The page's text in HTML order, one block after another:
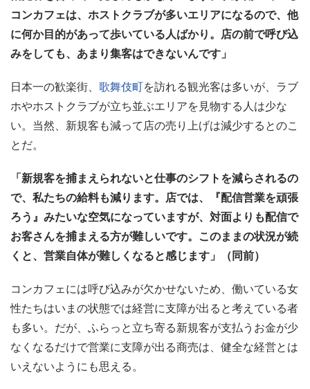
コンカフェは、ホストクラブが多いエリアになるので、他
に何か目的があって歩いている人ばかり。店の前で呼び込
みをしても、あまり集客はできないんです」
日本一の歓楽街、 歌舞伎町を訪れる観光客は多いが、ラブ
ホやホストクラブが立ち並ぶエリアを見物する人は少な
い。当然、新規客も減って店の売り上げは減少するとのこ
とだ。
「新規客を捕まえられないと仕事のシフトを減らされるの
で、私たちの給料も減ります。店では、『配信営業を頑張
ろう』みたいな空気になっていますが、対面よりも配信で
お客さんを捕まえる方が難しいです。このままの状況が続
くと、営業自体が難しくなると感じます」（同前）
コンカフェには呼び込みが欠かせないため、働いている女
性たちはいまの状態では経営に支障が出ると考えている者
も多い。だが、ふらっと立ち寄る新規客が支払うお金が少
なくなるだけで営業に支障が出る商売は、健全な経営とは
いえないようにも思える。